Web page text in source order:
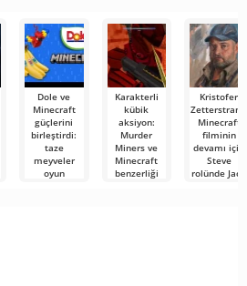
sağlayan
Dole ve
Minecraft
güçlerini
birleştirdi:
taze
meyveler
oyun
Karakterli
kübik
aksiyon:
Murder
Miners ve
Minecraft
benzerliği
Kristofer
Minecraft
filminin
devamı için
Steve
rolünde Jack